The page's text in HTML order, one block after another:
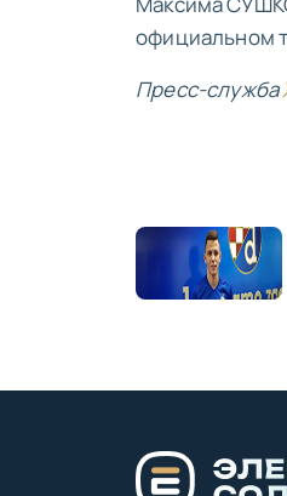
официальном
Пресс-служба